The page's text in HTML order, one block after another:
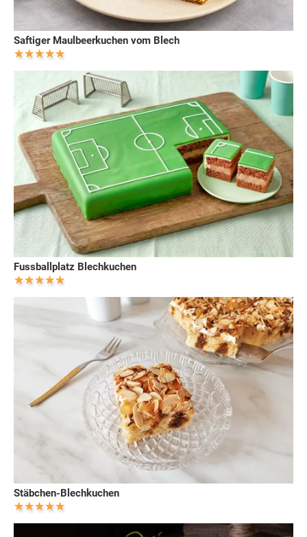
Saftiger Maulbeerkuchen vom Blech
Fussballplatz Blechkuchen
Stäbchen-Blechkuchen